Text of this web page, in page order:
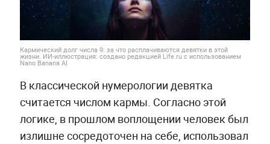
Кармический долг числа 9: за что расплачиваются девятки в этой
жизни. ИИ-иллюстрация: создано редакцией Life.ru с использованием
Nano Banana AI
В классической нумерологии девятка
считается числом кармы. Согласно этой
логике, в прошлом воплощении человек был
излишне сосредоточен на себе, использовал